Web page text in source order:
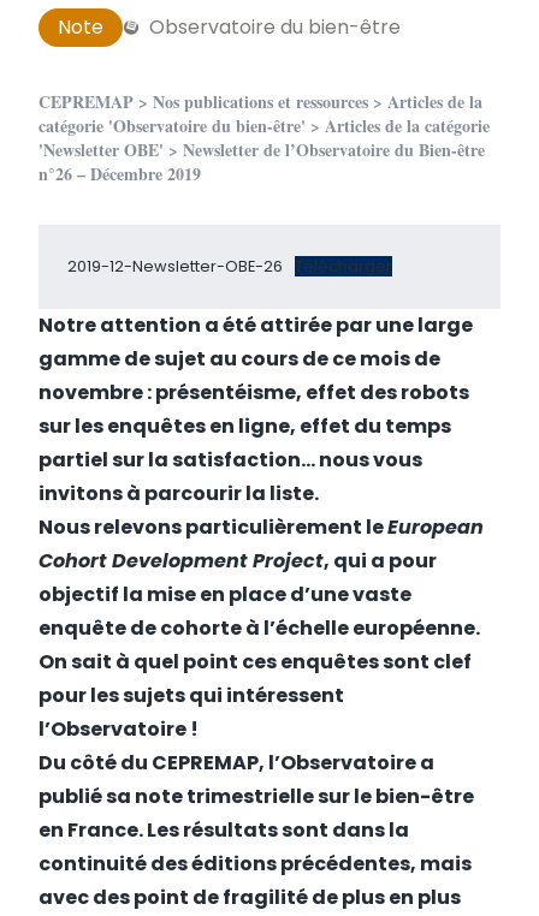
Note Observatoire du bien-être
CEPREMAP > Nos publications et ressources > Articles de la
catégorie 'Observatoire du bien-être' > Articles de la catégorie
'Newsletter OBE' > Newsletter de l’Observatoire du Bien-être
n°26 – Décembre 2019
2019-12-Newsletter-OBE-26 Télécharger
Notre attention a été attirée par une large
gamme de sujet au cours de ce mois de
novembre : présentéisme, effet des robots
sur les enquêtes en ligne, effet du temps
partiel sur la satisfaction… nous vous
invitons à parcourir la liste.
Nous relevons particulièrement leEuropean
Cohort Development Project, qui a pour
objectif la mise en place d’une vaste
enquête de cohorte à l’échelle européenne.
On sait à quel point ces enquêtes sont clef
pour les sujets qui intéressent
l’Observatoire !
Du côté du CEPREMAP, l’Observatoire a
publié sa note trimestrielle sur le bien-être
en France. Les résultats sont dans la
continuité des éditions précédentes, mais
avec des point de fragilité de plus en plus